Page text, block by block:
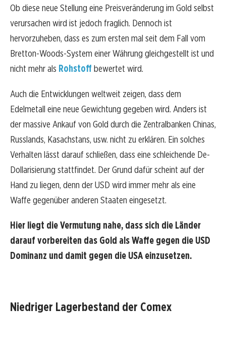
Ob diese neue Stellung eine Preisveränderung im Gold selbst
verursachen wird ist jedoch fraglich. Dennoch ist
hervorzuheben, dass es zum ersten mal seit dem Fall vom
Bretton-Woods-System einer Währung gleichgestellt ist und
nicht mehr als Rohstoff bewertet wird.
Auch die Entwicklungen weltweit zeigen, dass dem
Edelmetall eine neue Gewichtung gegeben wird. Anders ist
der massive Ankauf von Gold durch die Zentralbanken Chinas,
Russlands, Kasachstans, usw. nicht zu erklären. Ein solches
Verhalten lässt darauf schließen, dass eine schleichende De-
Dollarisierung stattfindet. Der Grund dafür scheint auf der
Hand zu liegen, denn der USD wird immer mehr als eine
Waffe gegenüber anderen Staaten eingesetzt.
Hier liegt die Vermutung nahe, dass sich die Länder
darauf vorbereiten das Gold als Waffe gegen die USD
Dominanz und damit gegen die USA einzusetzen.
Niedriger Lagerbestand der Comex